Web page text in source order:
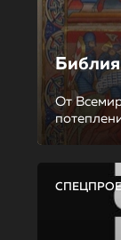
Библия
От